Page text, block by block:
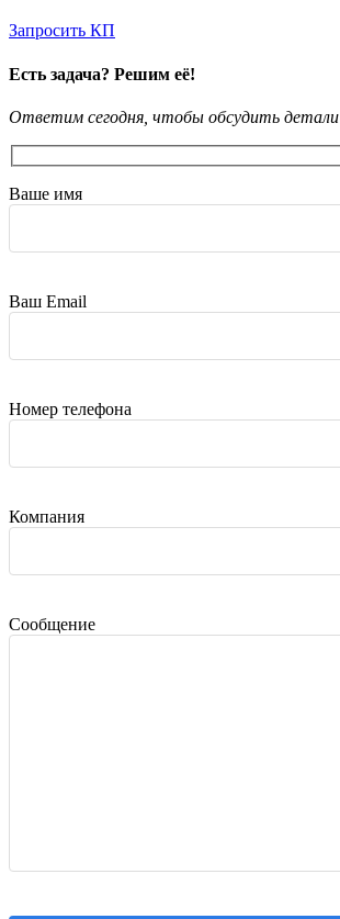
Запросить КП
Есть задача? Решим её!
Ответим сегодня, чтобы обсудить детали
Ваше имя
Ваш Email
Номер телефона
Компания
Сообщение